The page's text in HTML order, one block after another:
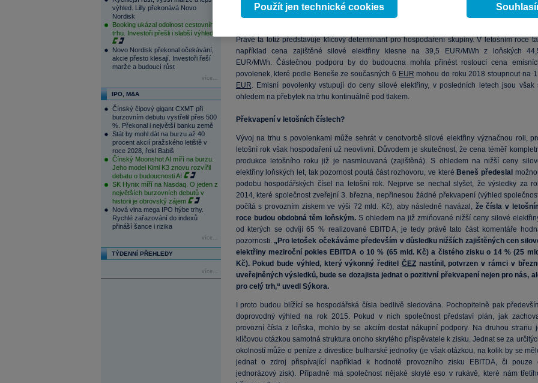
výhled. Lilly překonává Novo
Nordisk
Booking ukázal odolnost cestovního
trhu. Investoři přešli i slabší výhled
Novo Nordisk překonal očekávání,
akcie přesto klesají. Investoři řeší
marže a budoucí růst
více...
IPO, M&A
Čínský čipový gigant CXMT při
burzovním debutu vystřelil přes 500
%. Překonal i největší banku země
Stát by mohl dát na burzu až 40
procent akcií pražského letiště v
roce 2028, řekl Babiš
Čínský Moonshot AI míří na burzu.
Jeho model Kimi K3 znovu rozvířil
debatu o budoucnosti AI
SK Hynix míří na Nasdaq. O jeden z
největších burzovních debutů v
historii je obrovský zájem
Nová vlna mega IPO hýbe trhy.
Rychlé zařazování do indexů
přináší šance i rizika
více...
TÝDENNÍ PŘEHLEDY
více...
ČEZtak ve výsledku akviziční nabídka představuje součást hlubší strategie, která
zacílena na externí růst. Český energetik se skrze doplnění portfolia pokusí ochránit
Právě ta totiž představuje klíčový determinant pro hospodaření skupiny. V letošním roce
například cena zajištěné silové elektřiny klesne na 39,5 EUR/MWh z loňských
EUR/MWh. Částečnou podporu by do budoucna mohla přinést rostoucí cena
povolenek, které podle Beneše ze současných 6 EUR mohou do roku 2018 stoupnout na
EUR. Emisní povolenky vstupují do ceny silové elektřiny, v posledních letech jsou však
ohledem na přebytek na trhu kontinuálně pod tlakem.
Překvapení v letošních číslech?
Vývoj na trhu s povolenkami může sehrát v cenotvorbě silové elektřiny význačnou roli,
letošní rok však hospodaření už neovlivní. Důvodem je skutečnost, že cena téměř
produkce letošního roku již je nasmlouvaná (zajištěná). S ohledem na nižší ceny
elektřiny loňských let, tak pozornost poutá část rozhovoru, ve které Beneš předeslal
podobu hospodářských čísel na letošní rok. Nejprve se nechal slyšet, že výsledky za
2014, které společnost zveřejní 3. března, nepřinesou žádné překvapení (výhled
počítá s provozním ziskem ve výši 72 mld. Kč), aby následně navázal, že čísla v
roce budou obdobná těm loňským.S ohledem na již zmiňované nižší ceny silové
od kterých se odvíjí 65 % realizované EBITDA, je tedy právě tato část komentáře
pozornosti.„Pro letošek očekáváme především v důsledku nižších zajištěných cen
elektřiny meziroční pokles EBITDA o 10 % (65 mld. Kč) a čistého zisku o 14 % (25
Kč). Pokud bude výhled, který výkonný ředitel ČEZnastínil, potvrzen v rámci v
uveřejněných výsledků, bude se dozajista jednat o pozitivní překvapení nejen pro nás,
pro celý trh,“ uvedl Sýkora.
I proto budou blížící se hospodářská čísla bedlivě sledována. Pochopitelně pak
doprovodný výhled na rok 2015. Pokud v nich společnost představí plán, jak
provozní čísla z loňska, mohlo by se akciím dostat nákupní podpory. Na druhou stranu
klíčovou otázkou samotná struktura onoho skrytého přispěvatele k zisku. Jednat se za
okolností může o peníze z divestice bulharské jednotky (je však otázkou, na kolik by se
jednat o zdroj přispívající například k hodnotě provozního zisku EBITDA, či pouze
jednorázový zisk). Případně má společnost nějaké skryté eso v rukávě, které nám
Použít jen technické cookies